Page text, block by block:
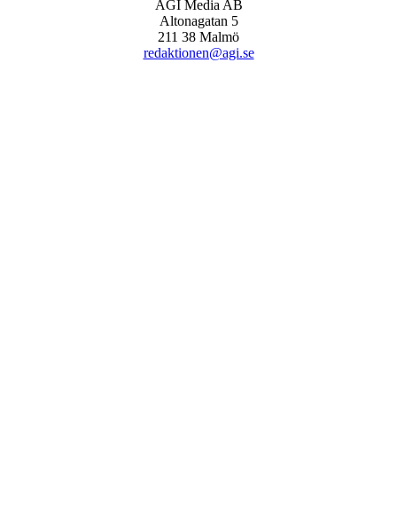
AGI Media AB
Altonagatan 5
211 38 Malmö
redaktionen@agi.se